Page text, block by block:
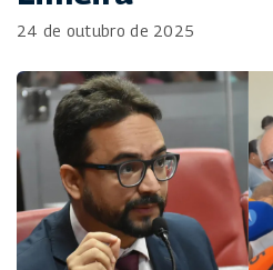
24 de outubro de 2025